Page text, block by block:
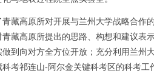
藏高原所对开展与兰州大学战略合作的
藏高原所提出的思路、构想和建议表
到向对方全方位开放；充分利用兰州
考祁连山-阿尔金关键科考区的科考工